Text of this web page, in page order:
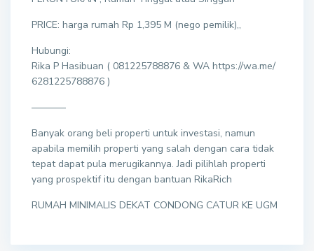
PRICE: harga rumah Rp 1,395 M (nego pemilik),,
Hubungi:
Rika P Hasibuan ( 081225788876 & WA https://wa.me/
6281225788876 )
———–
Banyak orang beli properti untuk investasi, namun
apabila memilih properti yang salah dengan cara tidak
tepat dapat pula merugikannya. Jadi pilihlah properti
yang prospektif itu dengan bantuan RikaRich
RUMAH MINIMALIS DEKAT CONDONG CATUR KE UGM